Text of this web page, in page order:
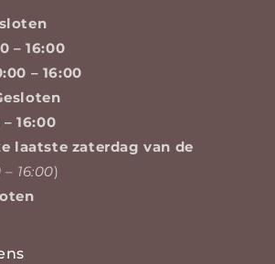
– 16:00
– 16:00
– 16:00
laatste zaterdag van de
– 16:00)